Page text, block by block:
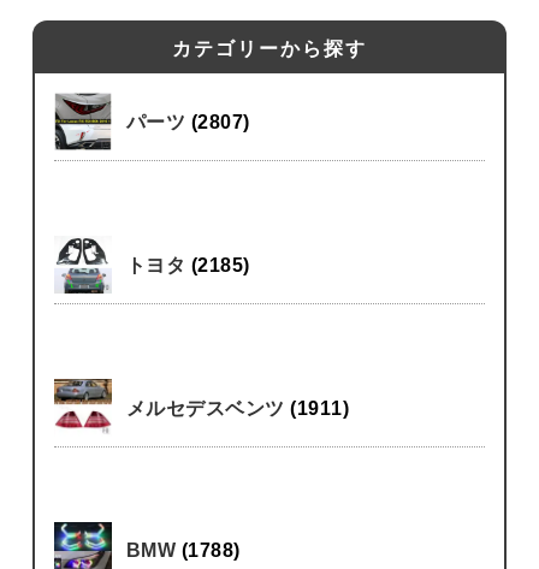
カテゴリーから探す
パーツ (2807)
トヨタ (2185)
メルセデスベンツ(1911)
BMW (1788)